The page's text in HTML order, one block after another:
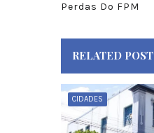
Perdas Do FPM
RELATED POST
CIDADES